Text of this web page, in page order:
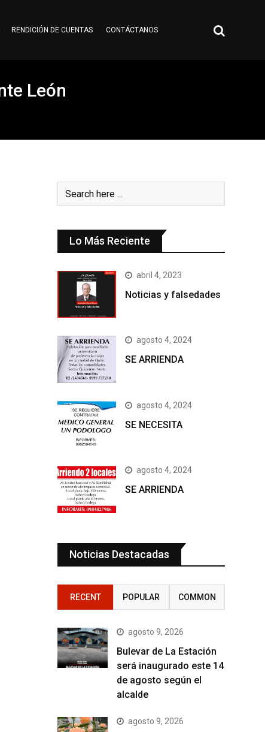
RENDICIÓN DE CUENTAS CONTÁCTANOS
León
Lo Más Reciente
abril 4, 2023
Noticias y falsedades
agosto 4, 2024
SE ARRIENDA
agosto 4, 2024
SE NECESITA
agosto 4, 2024
SE ARRIENDA
Noticias Destacadas
RECENT POPULAR COMMON
agosto 9, 2026
Bulevar de La Estación
será inaugurado este 14
de agosto según el
alcalde
agosto 9, 2026